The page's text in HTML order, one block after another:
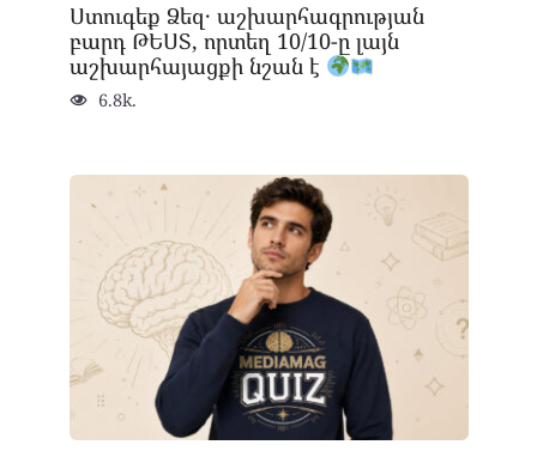
Ստուգեք Ձեզ․ աշխարհագրության
բարդ ԹԵՍՏ, որտեղ 10/10-ը լայն
աշխարհայացքի նշան է
6.8k.